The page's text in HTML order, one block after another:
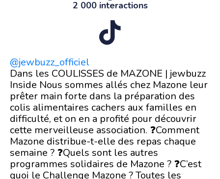
2 000 interactions
@jewbuzz_officiel
Dans les COULISSES de MAZONE | jewbuzz
Inside Nous sommes allés chez Mazone leur
prêter main forte dans la préparation des
colis alimentaires cachers aux familles en
difficulté, et on en a profité pour découvrir
cette merveilleuse association. ❓Comment
Mazone distribue-t-elle des repas chaque
semaine ? ❓Quels sont les autres
programmes solidaires de Mazone ? ❓C’est
quoi le Challenge Mazone ? Toutes les